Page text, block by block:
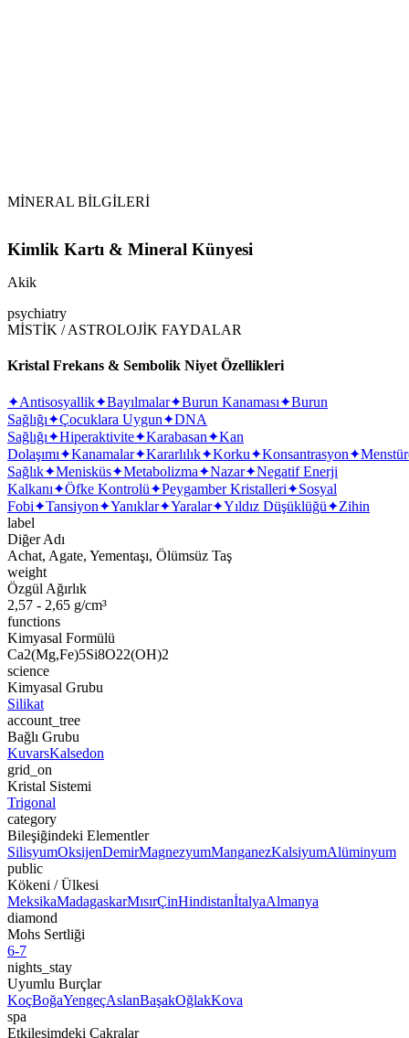
MİNERAL BİLGİLERİ
Kimlik Kartı & Mineral Künyesi
Akik
psychiatry
MİSTİK / ASTROLOJİK FAYDALAR
Kristal Frekans & Sembolik Niyet Özellikleri
✦Antisosyallik✦Bayılmalar✦Burun Kanaması✦Burun
Sağlığı✦Çocuklara Uygun✦DNA
Sağlığı✦Hiperaktivite✦Karabasan✦Kan
Dolaşımı✦Kanamalar✦Kararlılık✦Korku✦Konsantrasyon✦
Sağlık✦Menisküs✦Metabolizma✦Nazar✦Negatif Enerji
Kalkanı✦Öfke Kontrolü✦Peygamber Kristalleri✦Sosyal
Fobi✦Tansiyon✦Yanıklar✦Yaralar✦Yıldız Düşüklüğü✦Zihin
label
Diğer Adı
Achat, Agate, Yementaşı, Ölümsüz Taş
weight
Özgül Ağırlık
2,57 - 2,65 g/cm³
functions
Kimyasal Formülü
Ca2(Mg,Fe)5Si8O22(OH)2
science
Kimyasal Grubu
Silikat
account_tree
Bağlı Grubu
KuvarsKalsedon
grid_on
Kristal Sistemi
Trigonal
category
Bileşiğindeki Elementler
SilisyumOksijenDemirMagnezyumManganezKalsiyumAlüminyum
public
Kökeni / Ülkesi
MeksikaMadagaskarMısırÇinHindistanİtalyaAlmanya
diamond
Mohs Sertliği
6-7
nights_stay
Uyumlu Burçlar
KoçBoğaYengeçAslanBaşakOğlakKova
spa
Etkileşimdeki Çakralar